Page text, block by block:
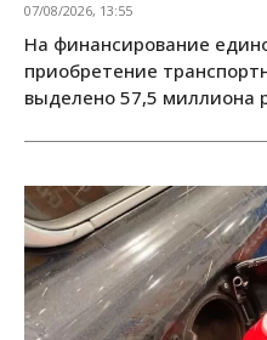
07/08/2026, 13:55
На финансирование
приобретение
выделено 57,5 миллиона